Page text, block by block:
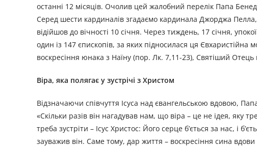
останні 12 місяців. Очолив цей жалобний перелік Папа
Серед шести кардиналів згадаємо кардинала Джорджа
відійшов до вічності 10 січня. Через тиждень, 17 січня,
один із 147 єпископів, за яких підносилася ця
воскресіння юнака з Наїну (пор. Лк. 7,11-23), Святіший
Віра, яка полягає у зустрічі з Христом
Відзначаючи співчуття Ісуса над євангельською вдовою,
«Скільки разів він нагадував нам, що віра – це не ідея, яку
треба зустріти – Ісус Христос: Його серце б’ється за нас, і
зауважив він. Саме тому, дар життя – воскресіння сина